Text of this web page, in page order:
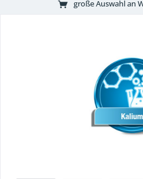
große Auswahl an